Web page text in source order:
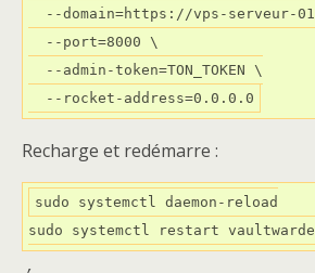
--domain=https://vps-serveur-
  --port=8000 \
  --admin-token=TON_TOKEN \
Recharge et redémarre :
sudo systemctl daemon-reload